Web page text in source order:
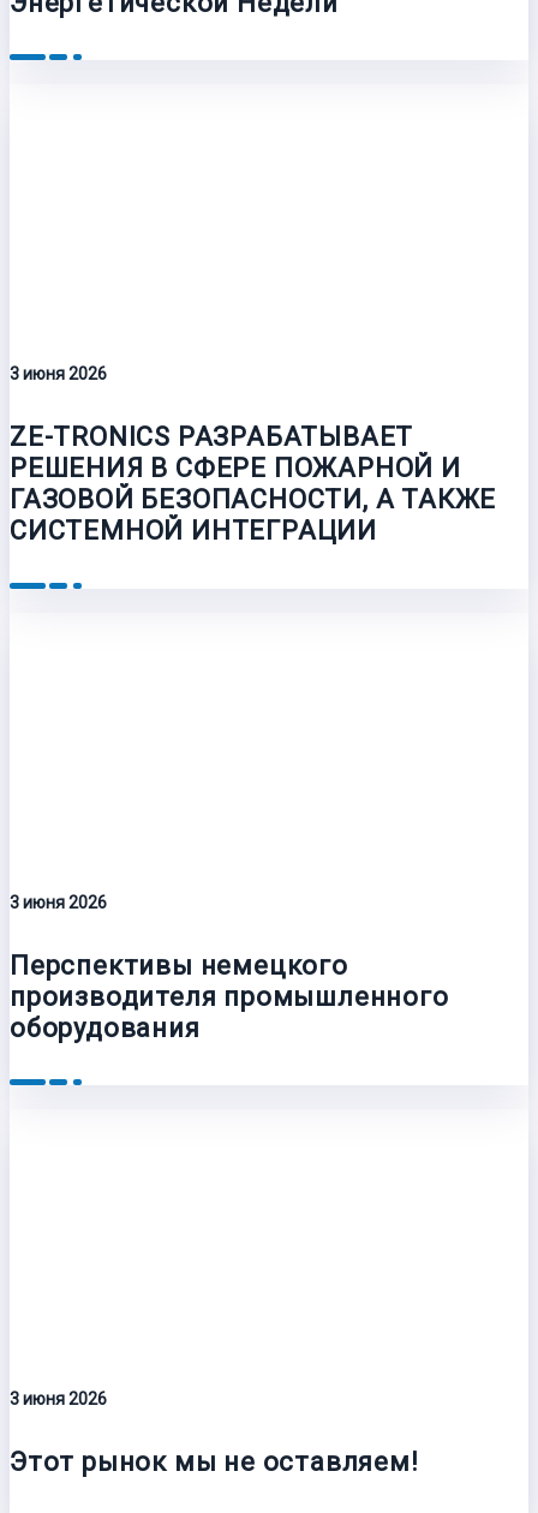
3 июня 2026
ZE-TRONICS РАЗРАБАТЫВАЕТ
РЕШЕНИЯ В СФЕРЕ ПОЖАРНОЙ И
ГАЗОВОЙ БЕЗОПАСНОСТИ, А ТАКЖЕ
СИСТЕМНОЙ ИНТЕГРАЦИИ
3 июня 2026
Перспективы немецкого
производителя промышленного
оборудования
3 июня 2026
Этот рынок мы не оставляем!